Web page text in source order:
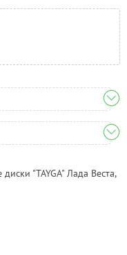
"TAYGA" Лада Веста,